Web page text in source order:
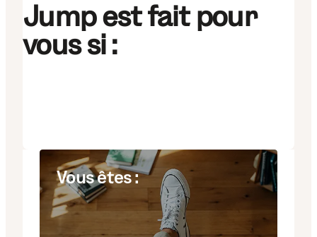
Jump est fait pour
vous si :
Vous êtes :